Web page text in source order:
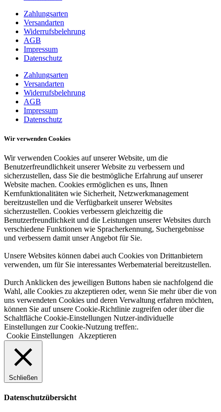
Zahlungsarten
Versandarten
Widerrufsbelehrung
AGB
Impressum
Datenschutz
Zahlungsarten
Versandarten
Widerrufsbelehrung
AGB
Impressum
Datenschutz
Wir verwenden Cookies
Wir verwenden Cookies auf unserer Website, um die
Benutzerfreundlichkeit unserer Website zu verbessern und
sicherzustellen, dass Sie die bestmögliche Erfahrung auf unserer
Website machen. Cookies ermöglichen es uns, Ihnen
Kernfunktionalitäten wie Sicherheit, Netzwerkmanagement
bereitzustellen und die Verfügbarkeit unserer Websites
sicherzustellen. Cookies verbessern gleichzeitig die
Benutzerfreundlichkeit und die Leistungen unserer Websites durch
verschiedene Funktionen wie Spracherkennung, Suchergebnisse
und verbessern damit unser Angebot für Sie.
Unsere Websites können dabei auch Cookies von Drittanbietern
verwenden, um für Sie interessantes Werbematerial bereitzustellen.
Durch Anklicken des jeweiligen Buttons haben sie nachfolgend die
Wahl, alle Cookies zu akzeptieren oder, wenn Sie mehr über die von
uns verwendeten Cookies und deren Verwaltung erfahren möchten,
können Sie auf unsere Cookie-Richtlinie zugreifen oder über die
Schaltfläche Cookie-Einstellungen Nutzer-individuelle
Einstellungen zur Cookie-Nutzung treffen:.
Cookie Einstellungen
Akzeptieren
Schließen
Datenschutzübersicht